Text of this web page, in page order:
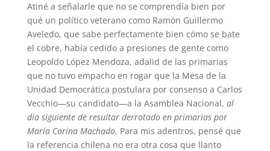
Atiné a señalarle que no se comprendía bien por
qué un político veterano como Ramón Guillermo
Aveledo, que sabe perfectamente bien cómo se bate
el cobre, había cedido a presiones de gente como
Leopoldo López Mendoza, adalid de las primarias
que no tuvo empacho en rogar que la Mesa de la
Unidad Democrática postulara por consenso a Carlos
Vecchio—su candidato—a la Asamblea Nacional, al
día siguiente de resultar derrotado en primarias por
María Corina Machado. Para mis adentros, pensé que
la referencia chilena no era otra cosa que llanto